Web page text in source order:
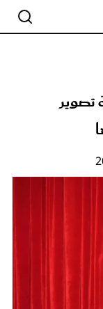
تصوير